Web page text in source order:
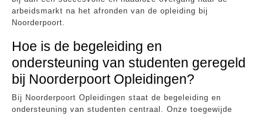
arbeidsmarkt na het afronden van de opleiding bij
Noorderpoort.
Hoe is de begeleiding en
ondersteuning van studenten geregeld
bij Noorderpoort Opleidingen?
Bij Noorderpoort Opleidingen staat de begeleiding en
ondersteuning van studenten centraal. Onze toegewijde